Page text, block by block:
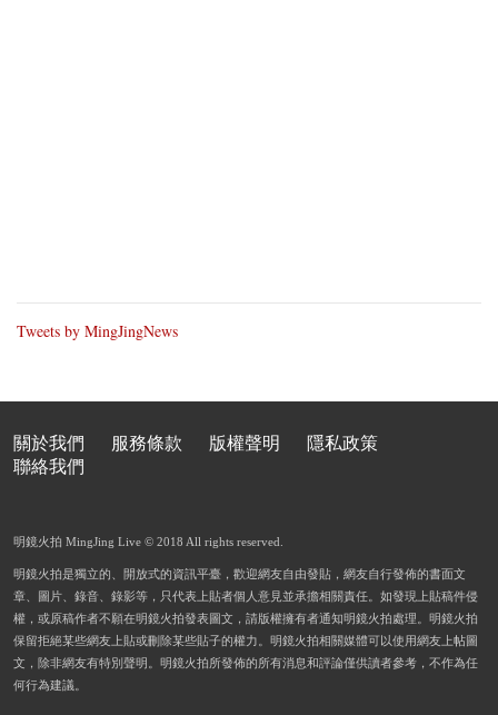
Tweets by MingJingNews
關於我們 服務條款 版權聲明
隱私政策
聯絡我們
明鏡火拍 MingJing Live © 2018 All rights reserved.
明鏡火拍是獨立的、開放式的資訊平臺，歡迎網友自由發貼，網友自行發佈的書面文
章、圖片、錄音、錄影等，只代表上貼者個人意見並承擔相關責任。如發現上貼稿件侵
權，或原稿作者不願在明鏡火拍發表圖文，請版權擁有者通知明鏡火拍處理。明鏡火拍
保留拒絕某些網友上貼或刪除某些貼子的權力。明鏡火拍相關媒體可以使用網友上帖圖
文，除非網友有特別聲明。明鏡火拍所發佈的所有消息和評論僅供讀者參考，不作為任
何行為建議。